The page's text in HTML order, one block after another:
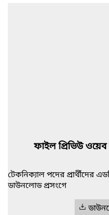
ফাইল প্রিভিউ ওয়েব
টেকনিক্যাল পদের প্রার্থীদের
ডাউনলোড প্রসংগে